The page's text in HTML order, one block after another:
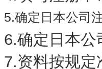
5.确定日本公司
6.确定日本公
7.资料按规